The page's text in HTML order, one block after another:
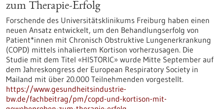
zum Therapie-Erfolg
Forschende des Universitätsklinikums Freiburg haben einen
neuen Ansatz entwickelt, um den Behandlungserfolg von
Patient*innen mit Chronisch Obstruktive Lungenerkrankung
(COPD) mittels inhaliertem Kortison vorherzusagen. Die
Studie mit dem Titel «HISTORIC» wurde Mitte September auf
dem Jahreskongress der European Respiratory Society in
Mailand mit über 20.000 Teilnehmenden vorgestellt.
https://www.gesundheitsindustrie-
bw.de/fachbeitrag/pm/copd-und-kortison-mit-